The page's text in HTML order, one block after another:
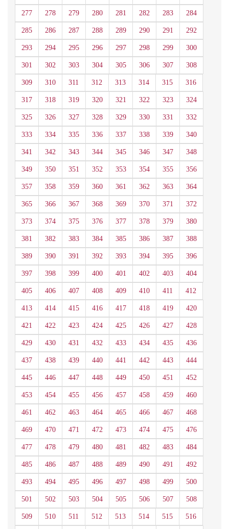
277 278 279 280 281 282 283 284
285 286 287 288 289 290 291 292
293 294 295 296 297 298 299 300
301 302 303 304 305 306 307 308
309 310 311 312 313 314 315 316
317 318 319 320 321 322 323 324
325 326 327 328 329 330 331 332
333 334 335 336 337 338 339 340
341 342 343 344 345 346 347 348
349 350 351 352 353 354 355 356
357 358 359 360 361 362 363 364
365 366 367 368 369 370 371 372
373 374 375 376 377 378 379 380
381 382 383 384 385 386 387 388
389 390 391 392 393 394 395 396
397 398 399 400 401 402 403 404
405 406 407 408 409 410 411 412
413 414 415 416 417 418 419 420
421 422 423 424 425 426 427 428
429 430 431 432 433 434 435 436
437 438 439 440 441 442 443 444
445 446 447 448 449 450 451 452
453 454 455 456 457 458 459 460
461 462 463 464 465 466 467 468
469 470 471 472 473 474 475 476
477 478 479 480 481 482 483 484
485 486 487 488 489 490 491 492
493 494 495 496 497 498 499 500
501 502 503 504 505 506 507 508
509 510 511 512 513 514 515 516